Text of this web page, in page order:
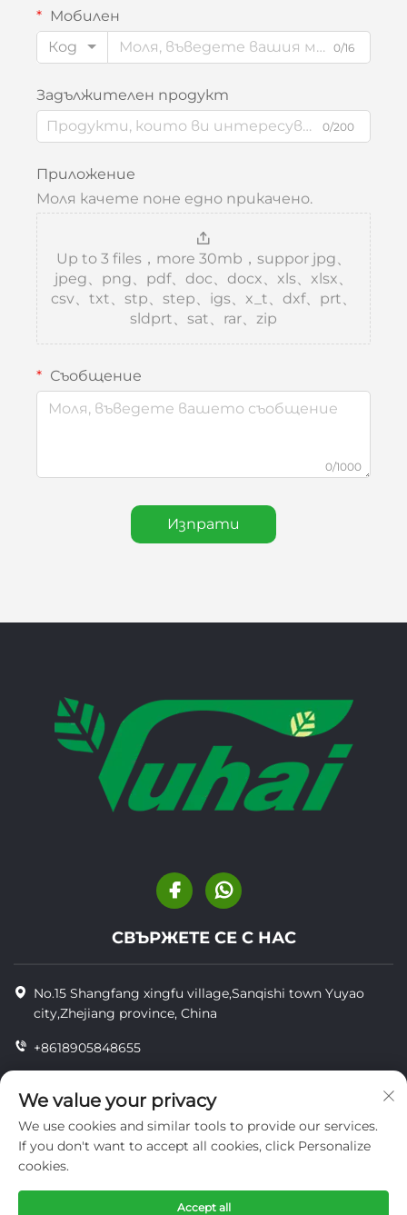
Мобилен
Код
0/16
Задължителен продукт
0/200
Приложение
Моля качете поне едно прикачено.
Up to 3 files，more 30mb，suppor jpg、
jpeg、png、pdf、doc、docx、xls、xlsx、
csv、txt、stp、step、igs、x_t、dxf、prt、
sldprt、sat、rar、zip
Съобщение
0/1000
Изпрати
СВЪРЖЕТЕ СЕ С НАС
No.15 Shangfang xingfu village,Sanqishi town Yuyao
city,Zhejiang province, China
+8618905848655
[email protected]
We value your privacy
We use cookies and similar tools to provide our services.
If you don't want to accept all cookies, click Personalize
cookies.
Accept all